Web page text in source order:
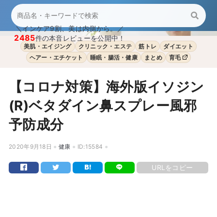
＼インケア9割、美は内側から。／
2485件の本音レビューを公開中！
美肌・エイジング クリニック・エステ 筋トレ
ダイエット
ヘアー・エチケット
睡眠・腸活・健康 まとめ 育毛
【コロナ対策】海外版イソジン
(R)ベタダイン鼻スプレー風邪
予防成分
2020年9月18日 健康 ID:15584
URLをコピー